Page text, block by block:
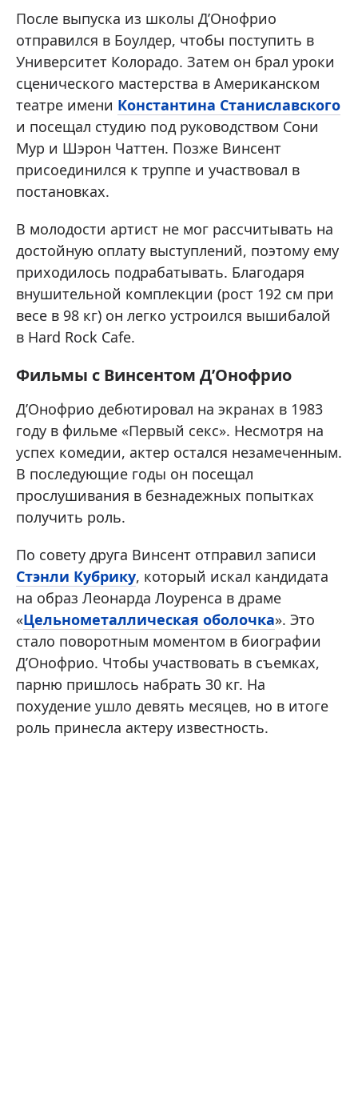
После выпуска из школы Д’Онофрио
отправился в Боулдер, чтобы поступить в
Университет Колорадо. Затем он брал уроки
сценического мастерства в Американском
театре имени Константина Станиславского
и посещал студию под руководством Сони
Мур и Шэрон Чаттен. Позже Винсент
присоединился к труппе и участвовал в
постановках.
В молодости артист не мог рассчитывать на
достойную оплату выступлений, поэтому ему
приходилось подрабатывать. Благодаря
внушительной комплекции (рост 192 см при
весе в 98 кг) он легко устроился вышибалой
в Hard Rock Cafe.
Фильмы с Винсентом Д’Онофрио
Д’Онофрио дебютировал на экранах в 1983
году в фильме «Первый секс». Несмотря на
успех комедии, актер остался незамеченным.
В последующие годы он посещал
прослушивания в безнадежных попытках
получить роль.
По совету друга Винсент отправил записи
Стэнли Кубрику, который искал кандидата
на образ Леонарда Лоуренса в драме
«Цельнометаллическая оболочка». Это
стало поворотным моментом в биографии
Д’Онофрио. Чтобы участвовать в съемках,
парню пришлось набрать 30 кг. На
похудение ушло девять месяцев, но в итоге
роль принесла актеру известность.